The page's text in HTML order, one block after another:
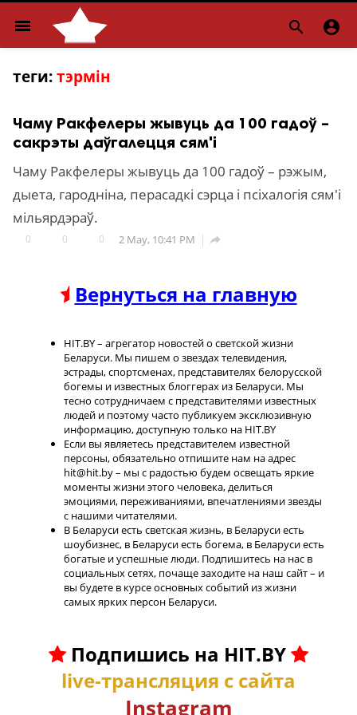
menu  
теги: тэрмін
Чаму Ракфелеры жывуць да 100 гадоў –
сакрэты даўгалецця сям'і
Чаму Ракфелеры жывуць да 100 гадоў – рэжым,
дыета, гародніна, перасадкі сэрца і псіхалогія сям'і
мільярдэраў.
0 0 0 2 May, 10:41 PM 
Вернуться на главную
HIT.BY – агрегатор новостей о светской жизни
Беларуси. Мы пишем о звездах телевидения,
эстрады, спортсменах, представителях белорусской
богемы и известных блоггерах из Беларуси. Мы
тесно сотрудничаем с представителями известных
людей и поэтому часто публикуем эксклюзивную
информацию, доступную только на HIT.BY
Если вы являетесь представителем известной
персоны, обязательно отпишите нам на адрес
hit@hit.by – мы с радостью будем освещать яркие
моменты жизни этого человека, делиться
эмоциями, переживаниями, впечатлениями звезды
с нашими читателями.
В Беларуси есть светская жизнь, в Беларуси есть
шоубизнес, в Беларуси есть богема, в Беларуси есть
богатые и успешные люди. Подпишитесь на нас в
социальных сетях, почаще заходите на наш сайт – и
вы будете в курсе основных событий из жизни
самых ярких персон Беларуси.
Подпишись на HIT.BY
live-трансляция с сайта
Instagram